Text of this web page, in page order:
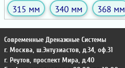
315 мм
340 мм 368 мм
Современные Дренажные Системы
г. Москва, ш.Энтузиастов, д.34, оф.31
г. Реутов, проспект Мира, д.40